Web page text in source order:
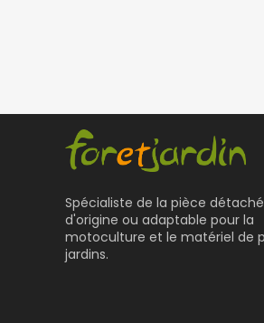
Spécialiste de la pièce
d'origine ou adaptable pour la
motoculture et le matériel de
jardins.